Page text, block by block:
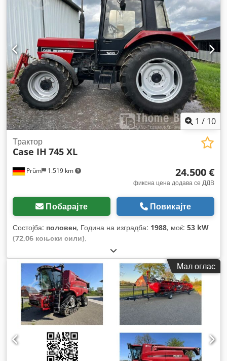
1 / 10
Prüm 1.519 km
Трактор
Case IH 745 XL
24.500 €
фиксна цена додава се ДДВ
Побарајте Повикајте
Состојба: половен, Година на изградба: 1988, моќ: 53 kW
(72,06 коњски сили),
Мал оглас